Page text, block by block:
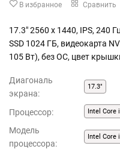
В избранное Сравнить
17.3" 2560 x 1440, IPS, 240
SSD 1024 ГБ, видеокарта
105 Вт), без ОС, цвет
Диагональ
экрана:
17.3"
Процессор: Intel Core
Модель
процессора:
Intel Core